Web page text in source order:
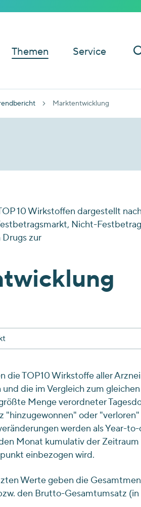
Themen Service
Marktentwicklung
10 Wirkstoffen dargestellt
Nicht-
zur
die TOP10 Wirkstoffe aller
die im Vergleich zum gleichen
Menge verordneter
"hinzugewonnen" oder
werden als Year-
Monat kumulativ der Zeitraum
einbezogen wird.
Werte geben die
den Brutto-Gesamtumsatz (in